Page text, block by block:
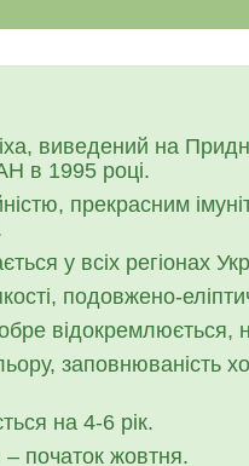
виведений на
в 1995 році.
прекрасним
у всіх регіонах
подовжено-
заповнюваність
на 4-6 рік.
– початок жовтня.